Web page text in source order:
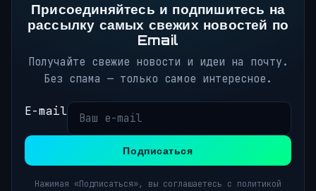
Присоединяйтесь и подпишитесь на
рассылку самых свежих новостей по
Email
Получайте свежие новости и идеи на почту.
Без спама — только самое интересное.
E-mail
Подписаться
Нажимая «Подписаться», вы соглашаетесь с политикой